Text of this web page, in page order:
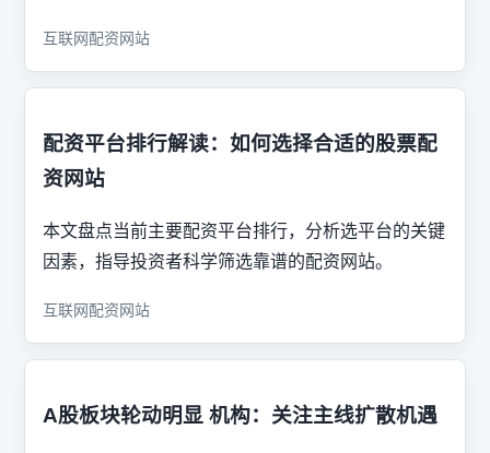
互联网配资网站
配资平台排行解读：如何选择合适的股票配
资网站
本文盘点当前主要配资平台排行，分析选平台的关键
因素，指导投资者科学筛选靠谱的配资网站。
互联网配资网站
A股板块轮动明显 机构：关注主线扩散机遇